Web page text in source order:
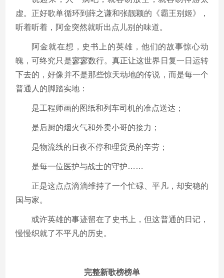
虚。正好歌单循环到薛之谦和张靓颖的《霸王别姬》，
听着听着，阿金突然就听出点儿别的味道。
阿金就在想，史书上的英雄，他们的故事惊心动
魄，可终究只是寥寥数行。真正让这世界日复一日运转
下去的，好像并不是那些惊天动地的传说，而是每一个
普通人的脚踏实地：
是工程师画的图纸和列车司机的准点送达；
是后厨的烟火气和外卖小哥的接力；
是物流线的日夜不停和理货员的辛劳；
是每一位医护与战士的守护……
正是这点点滴滴维持了一个忙碌、平凡，却安稳的
国与家。
或许英雄的事迹留在了史书上，但这普通的日记，
慢慢织就了不平凡的历史。
完整新歌榜榜单